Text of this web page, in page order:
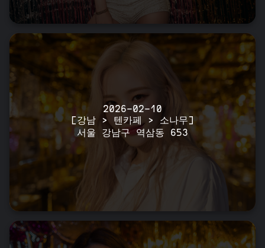
2026-02-10
[강남 > 텐카페 > 소나무]
서울 강남구 역삼동 653